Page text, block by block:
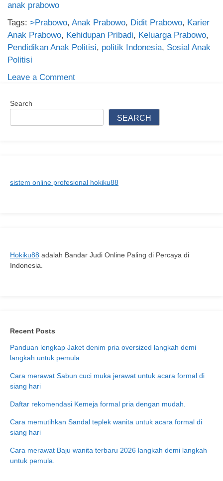
anak prabowo
Tags: >Prabowo, Anak Prabowo, Didit Prabowo, Karier
Anak Prabowo, Kehidupan Pribadi, Keluarga Prabowo,
Pendidikan Anak Politisi, politik Indonesia, Sosial Anak
Politisi
Leave a Commenton
Peran,
yang
Search
SEARCH
sistem online profesional hokiku88
Hokiku88 adalah Bandar Judi Online Paling di Percaya di
Indonesia.
Recent Posts
Panduan lengkap Jaket denim pria oversized langkah demi
langkah untuk pemula.
Cara merawat Sabun cuci muka jerawat untuk acara formal di
siang hari
Daftar rekomendasi Kemeja formal pria dengan mudah.
Cara memutihkan Sandal teplek wanita untuk acara formal di
siang hari
Cara merawat Baju wanita terbaru 2026 langkah demi langkah
untuk pemula.